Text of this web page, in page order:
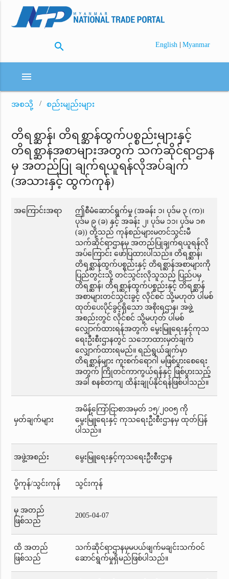
search English | Myanmar
menu
အစသို့ စည်းမျည်းများ
တိရစ္ဆာန်၊ တိရစ္ဆာန်ထွက်ပစ္စည်းများနှင့်
တိရစ္ဆာန်အစာများအတွက် သက်ဆိုင်ရာဌာန
မှ အတည်ပြု ချက်ရယူရန်လိုအပ်ချက်
(အသားနှင့် ထွက်ကုန်)
အကြောင်းအရာ
ဤစီမံဆောင်ရွက်မှု (အခန်း ၁၊ ပုဒ်မ ၃ (က)၊
ပုဒ်မ ၉ (ခ) နှင့် အခန်း ၂၊ ပုဒ်မ ၁၁၊ ပုဒ်မ ၁၈
(ခ)) တို့သည် ကုန်စည်များမတင်သွင်းမီ
သက်ဆိုင်ရာဌာနမှ အတည်ပြုချက်ရယူရန်လို
အပ်ကြောင်း ဖော်ပြထားပါသည်။ တိရစ္ဆာန်၊
တိရစ္ဆာန်ထွက်ပစ္စည်းနှင့် တိရစ္ဆာန်အစာများကို
ပြည်တွင်းသို့ တင်သွင်းလိုသူသည် ပြည်ပမှ
တိရစ္ဆာန်၊ တိရစ္ဆာန်ထွက်ပစ္စည်းနှင့် တိရစ္ဆာန်
အစာများတင်သွင်းခွင့် လိုင်စင် သို့မဟုတ် ပါမစ်
ထုတ်ပေးပိုင်ခွင့်ရှိသော အစိုးရဌာန၊ အဖွဲ့
အစည်းတွင် လိုင်စင် သို့မဟုတ် ပါမစ်
လျှောက်ထားရန်အတွက် မွေးမြူရေးနှင့်ကုသ
ရေးဦးစီးဌာနတွင် သဘောထားမှတ်ချက်
လျှောက်ထားရမည်။ ရည်ရွယ်ချက်မှာ
တိရစ္ဆာန်များ ကူးစက်ရောဂါ မဖြစ်ပွားစေရေး
အတွက် ကြိုတင်ကာကွယ်ရန်နှင့် ဖြစ်ပွားသည့်
အခါ စနစ်တကျ ထိန်းချုပ်နိုင်ရန်ဖြစ်ပါသည်။
မှတ်ချက်များ
အမိန့်ကြော်ငြာစာအမှတ် ၁၅/၂၀၀၅ ကို
မွေးမြူရေးနှင့် ကုသရေးဦးစီးဌာနမှ ထုတ်ပြန်
ပါသည်။
အဖွဲ့အစည်း မွေးမြူရေးနှင့်ကုသရေးဦးစီးဌာန
ပို့ကုန်/သွင်းကုန် သွင်းကုန်
မှ အတည်
ဖြစ်သည်
2005-04-07
ထိ အတည်
ဖြစ်သည်
သက်ဆိုင်ရာဌာနမှမပယ်ဖျက်မချင်းသက်ဝင်
ဆောင်ရွက်မှုရှိမည်ဖြစ်ပါသည်။